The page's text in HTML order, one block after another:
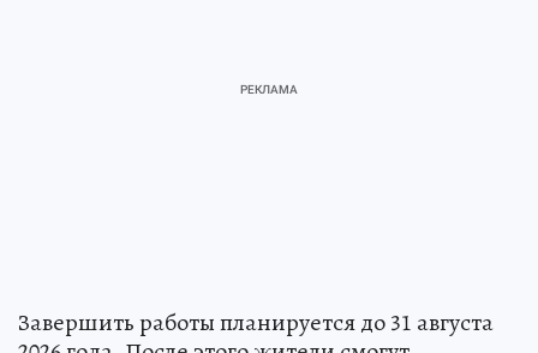
Завершить работы планируется до 31 августа